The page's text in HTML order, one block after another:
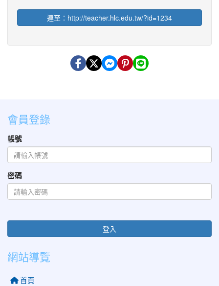
連至：http://teacher.hlc.edu.tw/?id=1234
會員登錄
帳號
密碼
登入
網站導覽
首頁